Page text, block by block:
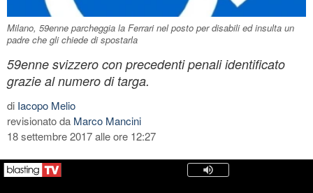
Milano, 59enne parcheggia la Ferrari nel posto per disabili ed insulta un
padre che gli chiede di spostarla
59enne svizzero con precedenti penali identificato
grazie al numero di targa.
di Iacopo Melio
revisionato da Marco Mancini
18 settembre 2017 alle ore 12:27